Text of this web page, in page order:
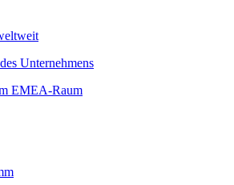
Unternehmens
EMEA-Raum